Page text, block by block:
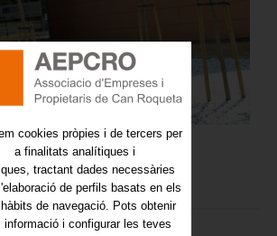
cookies pròpies i de tercers per
a finalitats analítiques i
tractant dades necessàries
de perfils basats en els
de navegació. Pots obtenir
informació i configurar les teves